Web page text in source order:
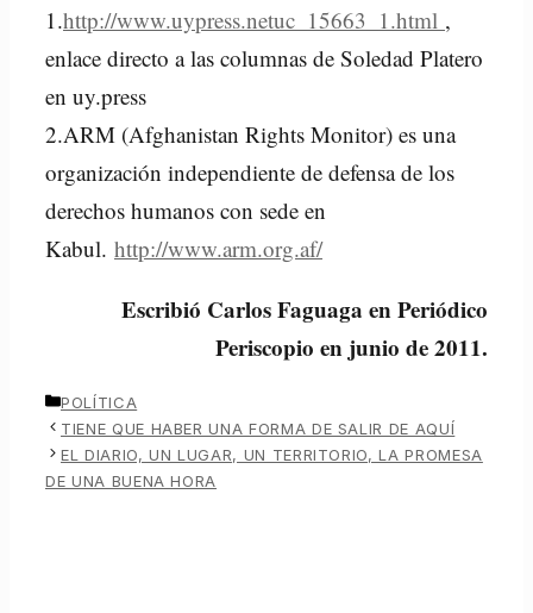
1.http://www.uypress.netuc_15663_1.html ,
enlace directo a las columnas de Soledad Platero
en uy.press
2.ARM (Afghanistan Rights Monitor) es una
organización independiente de defensa de los
derechos humanos con sede en
Kabul. http://www.arm.org.af/
Escribió Carlos Faguaga en Periódico
Periscopio en junio de 2011.
CATEGORÍAS
POLÍTICA
TIENE QUE HABER UNA FORMA DE SALIR DE AQUÍ
EL DIARIO, UN LUGAR, UN TERRITORIO, LA PROMESA
DE UNA BUENA HORA